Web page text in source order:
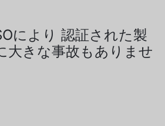
により 認証された製
大きな事故もありませ